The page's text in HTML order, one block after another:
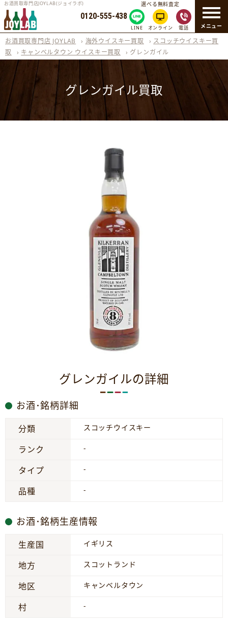
メニュー
お酒買取専門店JOYLAB(ジョイラボ)
0120-555-438
選べる無料査定
LINE オンライン 電話
お酒買取専門店 JOYLAB › 海外ウイスキー買取 › スコッチウイスキー買
取
› キャンベルタウン ウイスキー買取 › グレンガイル
グレンガイル買取
グレンガイルの詳細
お酒･銘柄詳細
分類 スコッチウイスキー
ランク -
タイプ -
品種 -
お酒･銘柄生産情報
生産国 イギリス
地方 スコットランド
地区 キャンベルタウン
村 -